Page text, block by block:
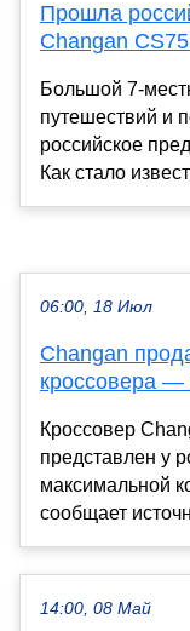
Прошла
Changan
Большой 7-
путешествий и
российское
Как стало
06:00, 18 Июл
Changan
кроссовера —
Кроссовер
представлен у
максимальной
сообщает
14:00, 08 Май